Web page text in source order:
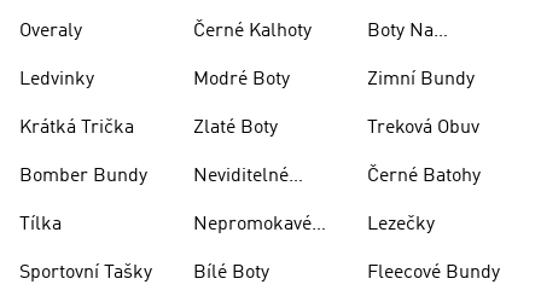
Overaly
Ledvinky
Krátká Trička
Bomber Bundy
Tílka
Sportovní Tašky
Černé Kalhoty
Modré Boty
Zlaté Boty
Neviditelné
Nepromokavé
Bílé Boty
Boty Na
Zimní Bundy
Treková Obuv
Černé Batohy
Lezečky
Fleecové Bundy